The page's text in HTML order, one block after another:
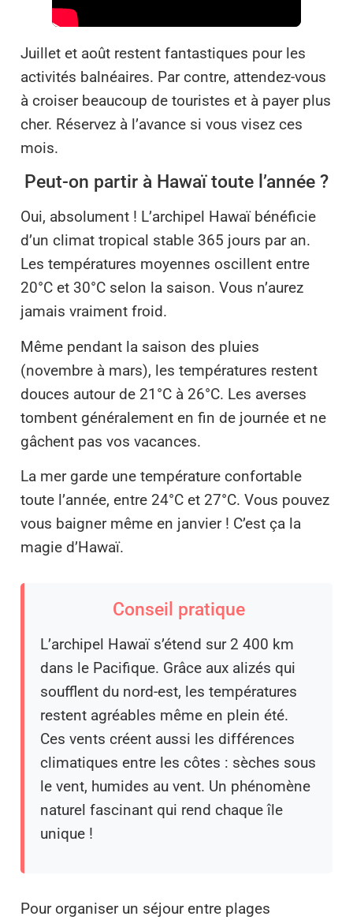
Juillet et août restent fantastiques pour les
activités balnéaires. Par contre, attendez-vous
à croiser beaucoup de touristes et à payer plus
cher. Réservez à l’avance si vous visez ces
mois.
Peut-on partir à Hawaï toute l’année ?
Oui, absolument ! L’archipel Hawaï bénéficie
d’un climat tropical stable 365 jours par an.
Les températures moyennes oscillent entre
20°C et 30°C selon la saison. Vous n’aurez
jamais vraiment froid.
Même pendant la saison des pluies
(novembre à mars), les températures restent
douces autour de 21°C à 26°C. Les averses
tombent généralement en fin de journée et ne
gâchent pas vos vacances.
La mer garde une température confortable
toute l’année, entre 24°C et 27°C. Vous pouvez
vous baigner même en janvier ! C’est ça la
magie d’Hawaï.
Conseil pratique
L’archipel Hawaï s’étend sur 2 400 km
dans le Pacifique. Grâce aux alizés qui
soufflent du nord-est, les températures
restent agréables même en plein été.
Ces vents créent aussi les différences
climatiques entre les côtes : sèches sous
le vent, humides au vent. Un phénomène
naturel fascinant qui rend chaque île
unique !
Pour organiser un séjour entre plages